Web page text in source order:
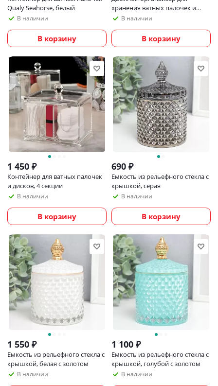
Qualy Seahorse, белый
В наличии
В корзину
хранения ватных палочек и
дисков с крышкой
В наличии
В корзину
1 450 ₽
Контейнер для ватных палочек
и дисков, 4 секции
В наличии
В корзину
690 ₽
Емкость из рельефного стекла с
крышкой, серая
В наличии
В корзину
1 550 ₽
Емкость из рельефного стекла с
крышкой, белая с золотом
В наличии
1 100 ₽
Емкость из рельефного стекла с
крышкой, голубой с золотом
В наличии